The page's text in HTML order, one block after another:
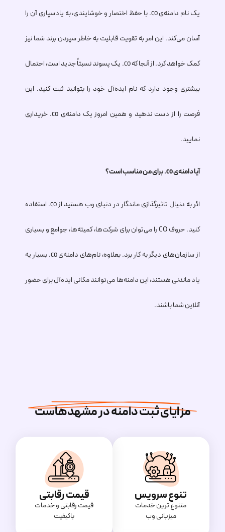
یک نام دامنه‌ی.coبا حفظ اختصار و خوشایندی، به یادسپاری آن را
آسان می‌کند. این امر به تقویت قابلیت به خاطر سپردن برند شما نیز
کمک خواهد کرد. از آنجا که.co یک پسوند نسبتاً جدید است، احتمال
بیشتری وجود دارد که نام ایده‌آل خود را بتوانید ثبت کنید. این
فرصت را از دست ندهید و همین امروز یک دامنه‌ی .co خریداری
نمایید.
آیا دامنه‌ی.coبرای من مناسب است؟
اگر به دنیال تاثیرگذازی ماندگار در دنبای وب هستید از.co استفاده
کنید. حروف CO را می‌توان برای شرکت‌ها، کمیته‌ها، جوامع و بسیاری
از سازمان‌های دیگر به کار برد. بعلاوه، نام‌های دامنه‌ی.coبسیار یه
یاد ماندنی هستند، این دامنه‌ها می‌توانند مکانی ایده‌آل برای حضور
آنلاین شما باشند.
مزایای ثبت دامنه در مشهدهاست
تنوع سرویس
متنوع ترین خدمات
میزبانی وب
قیمت رقابتی
قیمت‌ رقابتی و خدمات
باکیفیت